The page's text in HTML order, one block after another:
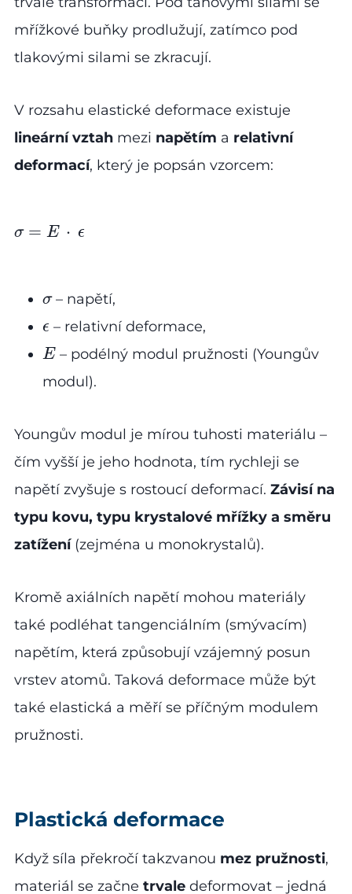
mřížkové buňky prodlužují, zatímco pod
tlakovými silami se zkracují.
V rozsahu elastické deformace existuje
lineární vztah mezi napětím a relativní
deformací, který je popsán vzorcem:
σ = E ⋅ ϵ
σ– napětí,
ϵ – relativní deformace,
E – podélný modul pružnosti (Youngův
modul).
Youngův modul je mírou tuhosti materiálu –
čím vyšší je jeho hodnota, tím rychleji se
napětí zvyšuje s rostoucí deformací. Závisí na
typu kovu, typu krystalové mřížky a směru
zatížení(zejména u monokrystalů).
Kromě axiálních napětí mohou materiály
také podléhat tangenciálním (smývacím)
napětím, která způsobují vzájemný posun
vrstev atomů. Taková deformace může být
také elastická a měří se příčným modulem
pružnosti.
Plastická deformace
Když síla překročí takzvanou mez pružnosti,
materiál se začne trvale deformovat – jedná